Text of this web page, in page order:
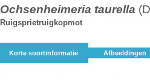
Ochsenheimeria taurella
Ruigsprietruigkopmot
Korte soortinformatie Afbeeldingen